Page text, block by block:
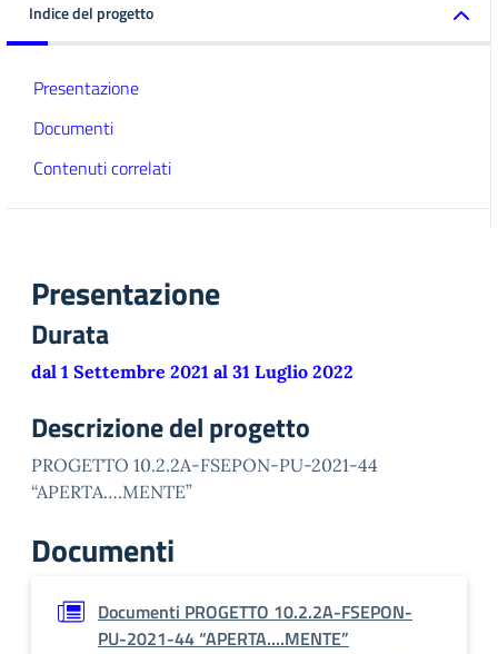
Indice del progetto
Presentazione
Documenti
Contenuti correlati
Presentazione
Durata
dal 1 Settembre 2021 al 31 Luglio 2022
Descrizione del progetto
PROGETTO 10.2.2A-FSEPON-PU-2021-44
“APERTA….MENTE”
Documenti
Documenti PROGETTO 10.2.2A-FSEPON-
PU-2021-44 “APERTA….MENTE”